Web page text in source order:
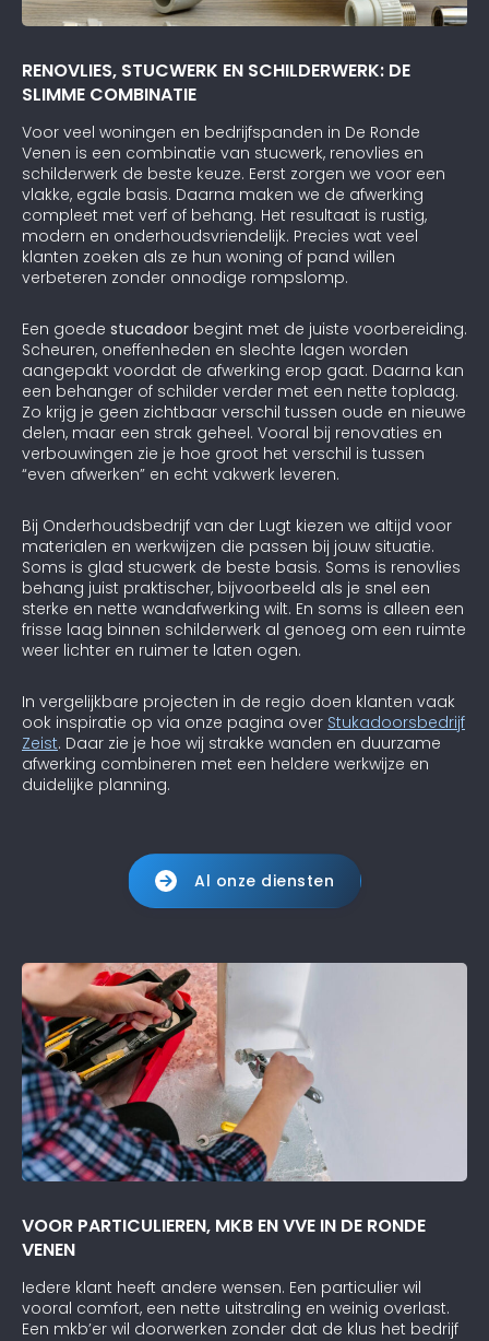
RENOVLIES, STUCWERK EN SCHILDERWERK: DE
SLIMME COMBINATIE
Voor veel woningen en bedrijfspanden in De Ronde
Venen is een combinatie van stucwerk, renovlies en
schilderwerk de beste keuze. Eerst zorgen we voor een
vlakke, egale basis. Daarna maken we de afwerking
compleet met verf of behang. Het resultaat is rustig,
modern en onderhoudsvriendelijk. Precies wat veel
klanten zoeken als ze hun woning of pand willen
verbeteren zonder onnodige rompslomp.
Een goede stucadoor begint met de juiste voorbereiding.
Scheuren, oneffenheden en slechte lagen worden
aangepakt voordat de afwerking erop gaat. Daarna kan
een behanger of schilder verder met een nette toplaag.
Zo krijg je geen zichtbaar verschil tussen oude en nieuwe
delen, maar een strak geheel. Vooral bij renovaties en
verbouwingen zie je hoe groot het verschil is tussen
“even afwerken” en echt vakwerk leveren.
Bij Onderhoudsbedrijf van der Lugt kiezen we altijd voor
materialen en werkwijzen die passen bij jouw situatie.
Soms is glad stucwerk de beste basis. Soms is renovlies
behang juist praktischer, bijvoorbeeld als je snel een
sterke en nette wandafwerking wilt. En soms is alleen een
frisse laag binnen schilderwerk al genoeg om een ruimte
weer lichter en ruimer te laten ogen.
In vergelijkbare projecten in de regio doen klanten vaak
ook inspiratie op via onze pagina over Stukadoorsbedrijf
Zeist. Daar zie je hoe wij strakke wanden en duurzame
afwerking combineren met een heldere werkwijze en
duidelijke planning.
Al onze diensten
VOOR PARTICULIEREN, MKB EN VVE IN DE RONDE
VENEN
Iedere klant heeft andere wensen. Een particulier wil
vooral comfort, een nette uitstraling en weinig overlast.
Een mkb’er wil doorwerken zonder dat de klus het bedrijf